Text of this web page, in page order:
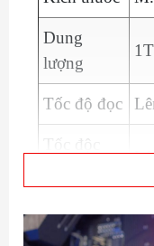
Dung
lượng
Tốc độ đọc
Tốc độc
Random
4K